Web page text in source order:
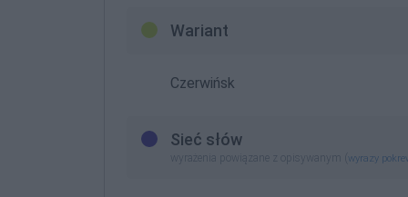
Wariant
Czerwińsk
Sieć słów
wyrażenia powiązane z opisywanym ( wyrazy